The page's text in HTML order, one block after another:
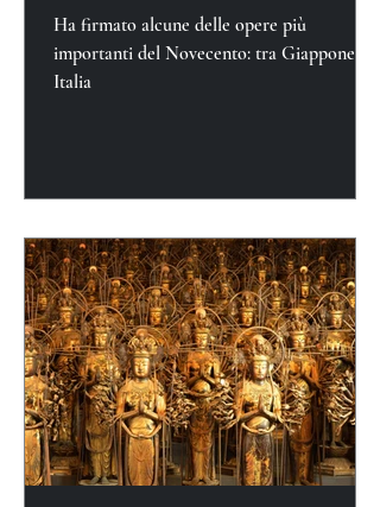
Ha firmato alcune delle opere più
importanti del Novecento: tra Giappone e
Italia